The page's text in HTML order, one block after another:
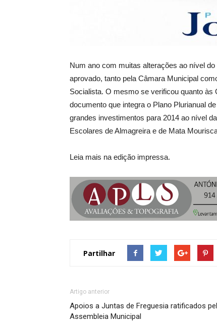
Num ano com muitas alterações ao nível
aprovado, tanto pela Câmara Municipal
Socialista. O mesmo se verificou quanto às
documento que integra o Plano Plurianual
grandes investimentos para 2014 ao nível
Escolares de Almagreira e de Mata
Leia mais na edição impressa.
Partilhar
Artigo anterior
Apoios a Juntas de Freguesia ratificados
Assembleia Municipal